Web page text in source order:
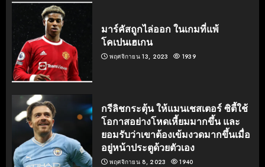
มาร์คัสถูกไล่ออก ในเกมที่แพ้
โคเปนเฮเกน
พฤศจิกายน 13, 2023 1939
กรีลิชกระตุ้น ให้แมนเชสเตอร์ ซิตี้ใช้
โอกาสอย่างโหดเหี้ยมมากขึ้น และ
ยอมรับว่าเขาต้องเข้มงวดมากขึ้นเมื่อ
อยู่หน้าประตูด้วยตัวเอง
พฤศจิกายน 8, 2023 1940